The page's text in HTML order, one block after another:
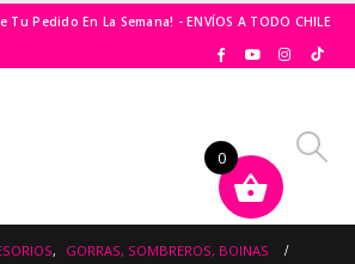
Tu Pedido En La Semana! - ENVÍOS A TODO CHILE
,
GORRAS, SOMBREROS, BOINAS
0